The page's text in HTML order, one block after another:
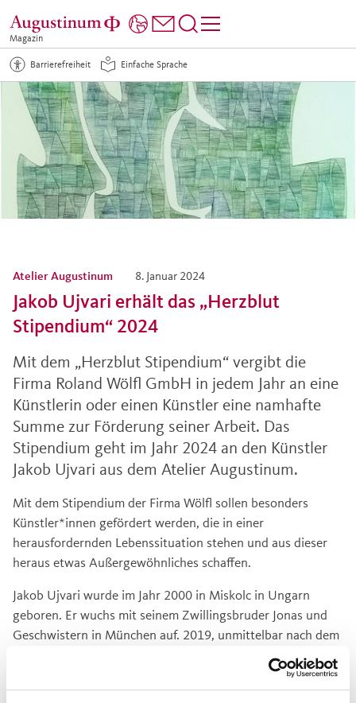
Magazin
Barrierefreiheit Einfache Sprache
Jakob Ujvari erhält das „Herzblut
Stipendium“ 2024
8. Januar 2024
Atelier Augustinum
Mit dem „Herzblut Stipendium“ vergibt die
Firma Roland Wölfl GmbH in jedem Jahr an eine
Künstlerin oder einen Künstler eine namhafte
Summe zur Förderung seiner Arbeit. Das
Stipendium geht im Jahr 2024 an den Künstler
Jakob Ujvari aus dem Atelier Augustinum.
Mit dem Stipendium der Firma Wölfl sollen besonders
Künstler*innen gefördert werden, die in einer
herausfordernden Lebenssituation stehen und aus dieser
heraus etwas Außergewöhnliches schaffen.
Jakob Ujvari wurde im Jahr 2000 in Miskolc in Ungarn
geboren. Er wuchs mit seinem Zwillingsbruder Jonas und
Geschwistern in München auf. 2019, unmittelbar nach dem
Abschluss einer Förderschule in München, begann er als
junger Künstler im Atelier Augustinum in Vollzeit zu
arbeiten.